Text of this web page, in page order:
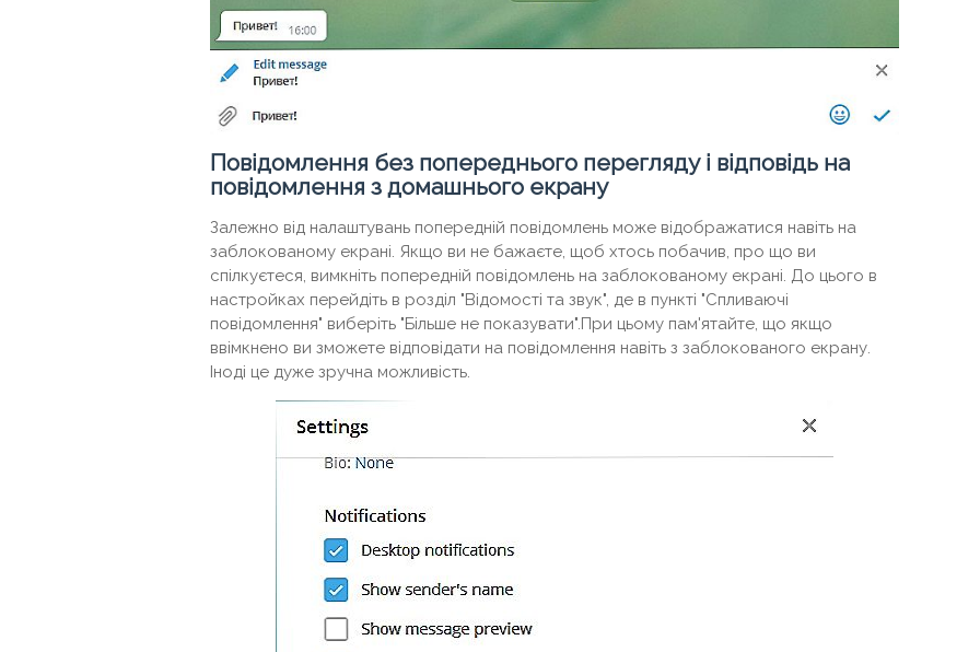
Повідомлення без попереднього перегляду і відповідь на
повідомлення з домашнього екрану
Залежно від налаштувань попередній повідомлень може відображатися навіть на
заблокованому екрані. Якщо ви не бажаєте, щоб хтось побачив, про що ви
спілкуєтеся, вимкніть попередній повідомлень на заблокованому екрані. До цього в
настройках перейдіть в розділ "Відомості та звук", де в пункті "Спливаючі
повідомлення" виберіть "Більше не показувати".При цьому пам'ятайте, що якщо
ввімкнено ви зможете відповідати на повідомлення навіть з заблокованого екрану.
Іноді це дуже зручна можливість.